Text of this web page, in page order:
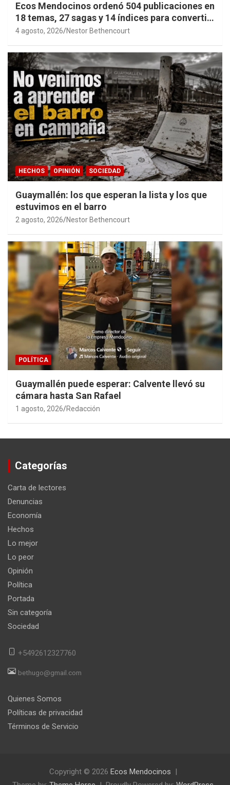
Ecos Mendocinos ordenó 504 publicaciones en
18 temas, 27 sagas y 14 índices para convertir
años de investigación en memoria pública
4 agosto, 2026 Nestor Bethencourt
HECHOS OPINIÓN SOCIEDAD
Guaymallén: los que esperan la lista y los que
estuvimos en el barro
2 agosto, 2026 Nestor Bethencourt
POLÍTICA
Guaymallén puede esperar: Calvente llevó su
cámara hasta San Rafael
1 agosto, 2026 Redacción
Categorías
Carta de lectores
Denuncias
Economía
Hechos
Lo mejor
Lo peor
Opinión
Política
Portada
Sin categoría
Sociedad
+5492612327760
bethugo@gmail.com
Quienes Somos
Políticas de privacidad
Términos de Servicio
Copyright © 2026 Ecos Mendocinos